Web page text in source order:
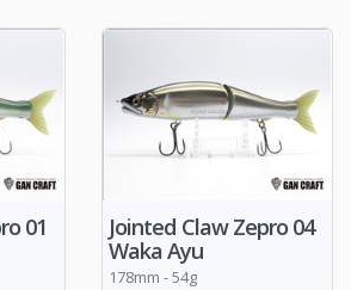
01
Jointed Claw Zepro 04
Waka Ayu
178mm - 54g